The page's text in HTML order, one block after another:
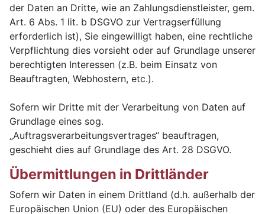
der Daten an Dritte, wie an Zahlungsdienstleister, gem.
Art. 6 Abs. 1 lit. b DSGVO zur Vertragserfüllung
erforderlich ist), Sie eingewilligt haben, eine rechtliche
Verpflichtung dies vorsieht oder auf Grundlage unserer
berechtigten Interessen (z.B. beim Einsatz von
Beauftragten, Webhostern, etc.).
Sofern wir Dritte mit der Verarbeitung von Daten auf
Grundlage eines sog.
„Auftragsverarbeitungsvertrages“ beauftragen,
geschieht dies auf Grundlage des Art. 28 DSGVO.
Übermittlungen in Drittländer
Sofern wir Daten in einem Drittland (d.h. außerhalb der
Europäischen Union (EU) oder des Europäischen